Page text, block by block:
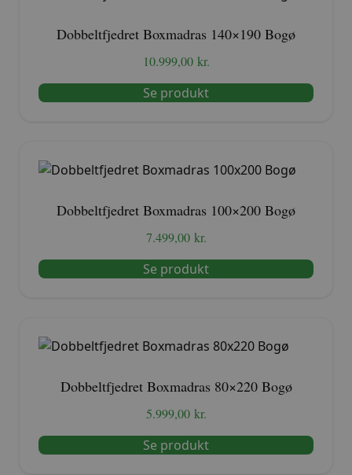
Dobbeltfjedret Boxmadras 140×190 Bogø
10.999,00 kr.
Se produkt
Dobbeltfjedret Boxmadras 100×200 Bogø
7.499,00 kr.
Se produkt
Dobbeltfjedret Boxmadras 80×220 Bogø
5.999,00 kr.
Se produkt